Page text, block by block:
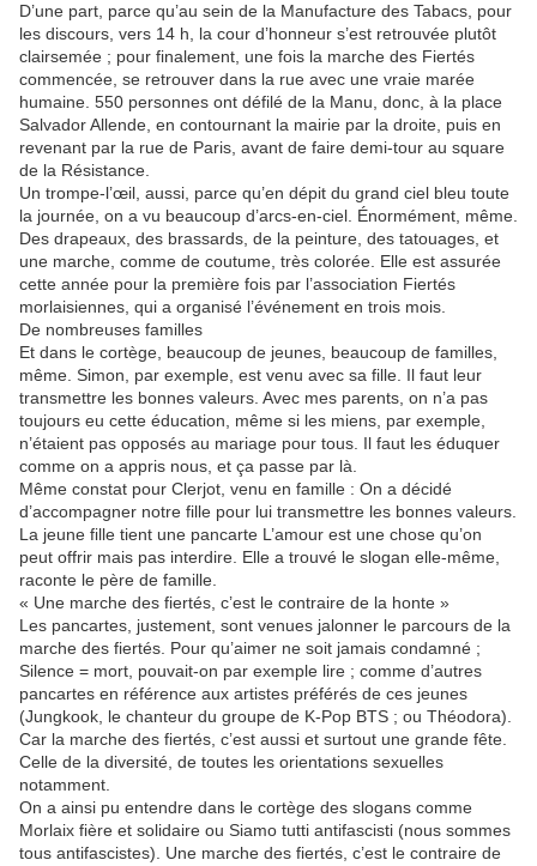
D’une part, parce qu’au sein de la Manufacture des Tabacs, pour
les discours, vers 14 h, la cour d’honneur s’est retrouvée plutôt
clairsemée ; pour finalement, une fois la marche des Fiertés
commencée, se retrouver dans la rue avec une vraie marée
humaine. 550 personnes ont défilé de la Manu, donc, à la place
Salvador Allende, en contournant la mairie par la droite, puis en
revenant par la rue de Paris, avant de faire demi-tour au square
de la Résistance.
Un trompe-l’œil, aussi, parce qu’en dépit du grand ciel bleu toute
la journée, on a vu beaucoup d’arcs-en-ciel. Énormément, même.
Des drapeaux, des brassards, de la peinture, des tatouages, et
une marche, comme de coutume, très colorée. Elle est assurée
cette année pour la première fois par l’association Fiertés
morlaisiennes, qui a organisé l’événement en trois mois.
De nombreuses familles
Et dans le cortège, beaucoup de jeunes, beaucoup de familles,
même. Simon, par exemple, est venu avec sa fille. Il faut leur
transmettre les bonnes valeurs. Avec mes parents, on n’a pas
toujours eu cette éducation, même si les miens, par exemple,
n’étaient pas opposés au mariage pour tous. Il faut les éduquer
comme on a appris nous, et ça passe par là.
Même constat pour Clerjot, venu en famille : On a décidé
d’accompagner notre fille pour lui transmettre les bonnes valeurs.
La jeune fille tient une pancarte L’amour est une chose qu’on
peut offrir mais pas interdire. Elle a trouvé le slogan elle-même,
raconte le père de famille.
« Une marche des fiertés, c’est le contraire de la honte »
Les pancartes, justement, sont venues jalonner le parcours de la
marche des fiertés. Pour qu’aimer ne soit jamais condamné ;
Silence = mort, pouvait-on par exemple lire ; comme d’autres
pancartes en référence aux artistes préférés de ces jeunes
(Jungkook, le chanteur du groupe de K-Pop BTS ; ou Théodora).
Car la marche des fiertés, c’est aussi et surtout une grande fête.
Celle de la diversité, de toutes les orientations sexuelles
notamment.
On a ainsi pu entendre dans le cortège des slogans comme
Morlaix fière et solidaire ou Siamo tutti antifascisti (nous sommes
tous antifascistes). Une marche des fiertés, c’est le contraire de